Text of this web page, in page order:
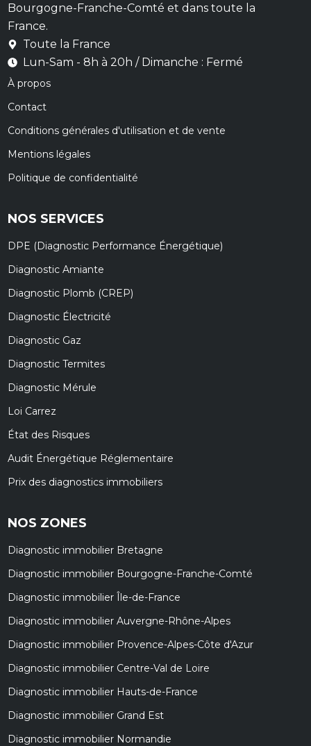
Bourgogne-Franche-Comté et dans toute la
France.
Toute la France
Lun-Sam - 8h à 20h / Dimanche : Fermé
À propos
Contact
Conditions générales d'utilisation et de vente
Mentions légales
Politique de confidentialité
NOS SERVICES
DPE (Diagnostic Performance Énergétique)
Diagnostic Amiante
Diagnostic Plomb (CREP)
Diagnostic Électricité
Diagnostic Gaz
Diagnostic Termites
Diagnostic Mérule
Loi Carrez
État des Risques
Audit Énergétique Réglementaire
Prix des diagnostics immobiliers
NOS ZONES
Diagnostic immobilier Bretagne
Diagnostic immobilier Bourgogne-Franche-Comté
Diagnostic immobilier Île-de-France
Diagnostic immobilier Auvergne-Rhône-Alpes
Diagnostic immobilier Provence-Alpes-Côte d'Azur
Diagnostic immobilier Centre-Val de Loire
Diagnostic immobilier Hauts-de-France
Diagnostic immobilier Grand Est
Diagnostic immobilier Normandie